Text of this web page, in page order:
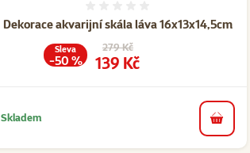
Dekorace akvarijní skála láva 16x13x14,5cm
Původní cena
279 Kč
Cena
139 Kč
Sleva
-50 %
Skladem
do